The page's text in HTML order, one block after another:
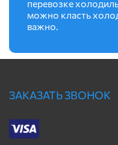
перевозке
можно класть
важно.
ЗАКАЗАТЬ ЗВОНОК